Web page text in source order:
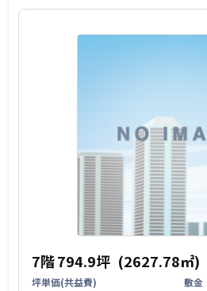
7階794.9坪 (2627.78㎡)
坪単価(共益費) 敷金